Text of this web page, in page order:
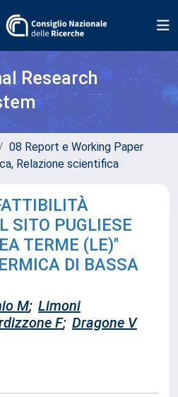
Research
08 Report e Working Paper
Relazione scientifica
SITO PUGLIESE
TERME (LE)"
DI BASSA
M; Limoni
F; Dragone V